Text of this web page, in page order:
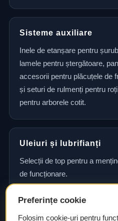
Sisteme auxiliare
Inele de etanșare pentru
lamele pentru ștergătoare,
accesorii pentru plăcuțele de
și seturi de rulmenți pentru
pentru arborele cotit.
Uleiuri și lubrifianți
Selecții de top pentru a
de funcționare.
Consultanță și
Preferințe cookie
Folosim cookie-uri pentru